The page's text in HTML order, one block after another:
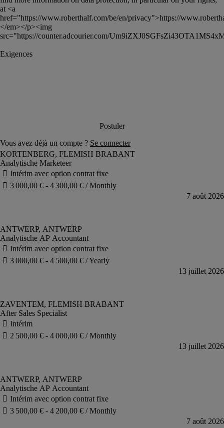
at <a
href="https://www.roberthalf.com/be/en/privacy">https://
</em></p><img
src="https://counter.adcourier.com/
Analytische Marketeer
Analytische AP Accountant
After Sales Specialist
Analytische AP Accountant